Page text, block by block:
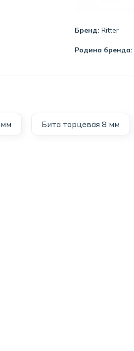
Бренд: Ritter
Родина бренда:
Бита торцевая 8 мм